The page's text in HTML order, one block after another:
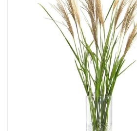
Kaffee & Tee